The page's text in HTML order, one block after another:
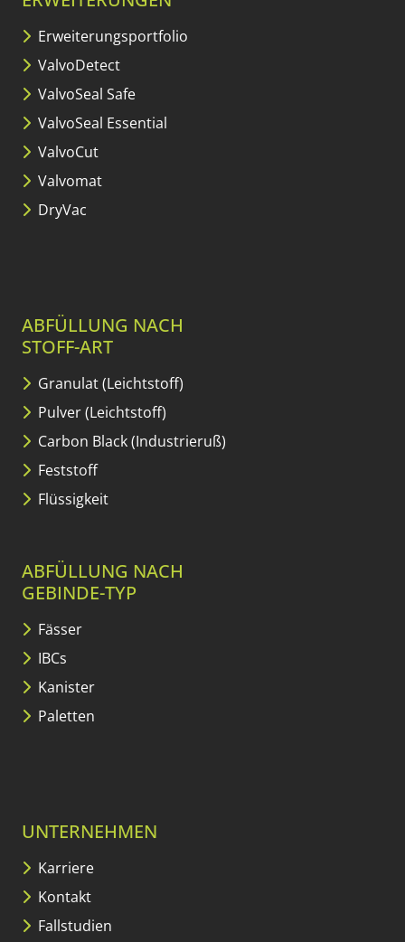
Erweiterungs­portfolio
ValvoDetect
ValvoSeal Safe
ValvoSeal Essential
ValvoCut
Valvomat
DryVac
ABFÜLLUNG NACH
STOFF-ART
Granulat (Leichtstoff)
Pulver (Leichtstoff)
Carbon Black (Industrieruß)
Feststoff
Flüssigkeit
ABFÜLLUNG NACH
GEBINDE-TYP
Fässer
IBCs
Kanister
Paletten
UNTERNEHMEN
Karriere
Kontakt
Fallstudien